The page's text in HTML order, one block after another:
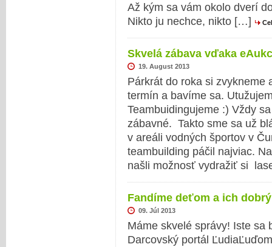
Až kým sa vám okolo dverí
Nikto ju nechce, nikto […]
Skvelá zábava vďaka
19. August 2013
Párkrát do roka si zvykneme
termín a bavíme sa.
Teambuidingujeme :) Vždy
zábavné. Takto sme sa už
v areáli vodných športov v
teambuilding páčil najviac.
našli možnosť vydražiť si
Fandíme deťom a ich
09. Júl 2013
Máme skvelé správy! Iste sa
Darcovský portál